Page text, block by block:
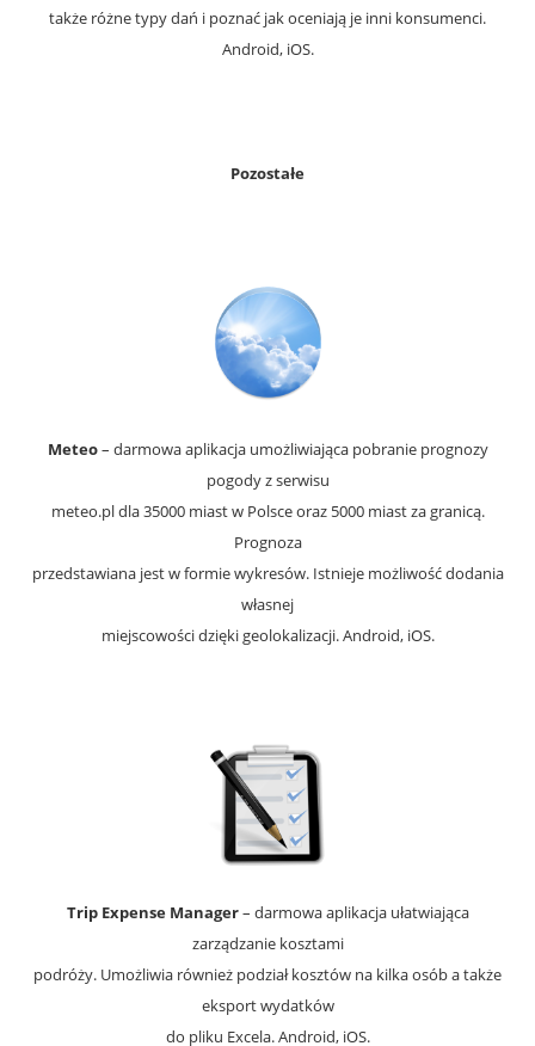
także różne typy dań i poznać jak oceniają je inni konsumenci.
Android, iOS.
Pozostałe
Meteo– darmowa aplikacja umożliwiająca pobranie prognozy
pogody z serwisu
meteo.pl dla 35000 miast w Polsce oraz 5000 miast za granicą.
Prognoza
przedstawiana jest w formie wykresów. Istnieje możliwość dodania
własnej
miejscowości dzięki geolokalizacji. Android, iOS.
Trip Expense Manager– darmowa aplikacja ułatwiająca
zarządzanie kosztami
podróży. Umożliwia również podział kosztów na kilka osób a także
eksport wydatków
do pliku Excela. Android, iOS.